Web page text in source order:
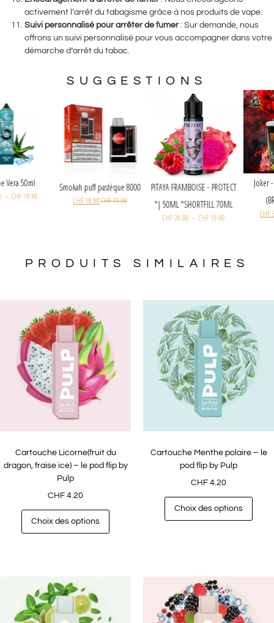
activement l’arrêt du tabagisme grâce à nos produits de vape.
Suivi personnalisé pour arrêter de fumer: Sur demande, nous
offrons un suivi personnalisé pour vous accompagner dans votre
démarche d’arrêt du tabac.
SUGGESTIONS
PITAYA FRAMBOISE - PROTECT
| 50ML "SHORTFILL 70ML"
–
CHF26.00
Smokah puff pastèque 8000
19.90
CHF18.90
Aisu Aloe Vera 50ml
–
CHF26.00
PRODUITS SIMILAIRES
Cartouche Licorne(fruit du
dragon, fraise ice) – le pod flip by
Pulp
CHF 4.20
Choix des options
Cartouche Menthe polaire – le
pod flip by Pulp
CHF 4.20
Choix des options